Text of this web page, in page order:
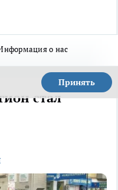
о нас
Принять
стал